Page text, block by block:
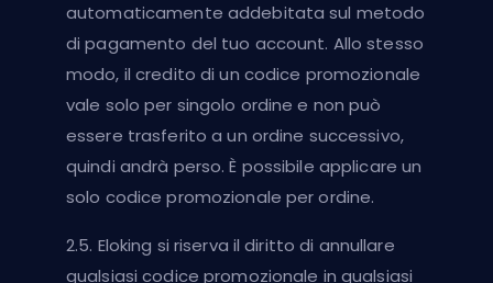
automaticamente addebitata sul metodo
di pagamento del tuo account. Allo stesso
modo, il credito di un codice promozionale
vale solo per singolo ordine e non può
essere trasferito a un ordine successivo,
quindi andrà perso. È possibile applicare un
solo codice promozionale per ordine.
2.5. Eloking si riserva il diritto di annullare
qualsiasi codice promozionale in qualsiasi